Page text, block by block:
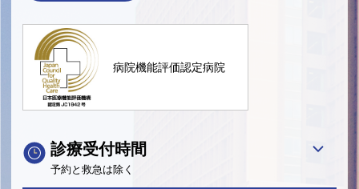
病院機能評価認定病院
診療受付時間
予約と救急は除く